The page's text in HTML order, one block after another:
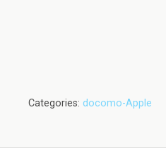
Categories: docomo-Apple